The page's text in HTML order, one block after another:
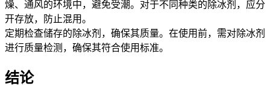
燥、通风的环境中，避免受潮。对于不同种类的除冰剂，应分
开存放，防止混用。
定期检查储存的除冰剂，确保其质量。在使用前，需对除冰剂
进行质量检测，确保其符合使用标准。
结论